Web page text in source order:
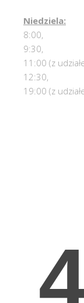
Niedziela:
8:00,
9:30,
11:00 (z
12:30,
19:00 (z